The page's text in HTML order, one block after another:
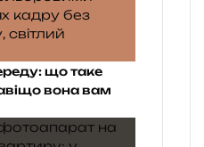
що таке
вона вам